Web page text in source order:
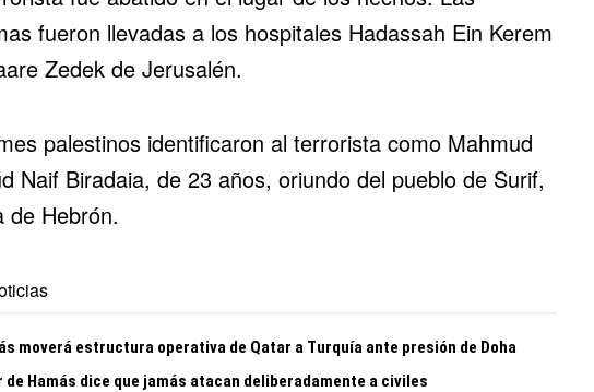
fueron llevadas a los hospitales Hadassah Ein Kerem
Zedek de Jerusalén.
palestinos identificaron al terrorista como Mahmud
Naif Biradaia, de 23 años, oriundo del pueblo de Surif,
de Hebrón.
moverá estructura operativa de Qatar a Turquía ante presión de Doha
de Hamás dice que jamás atacan deliberadamente a civiles